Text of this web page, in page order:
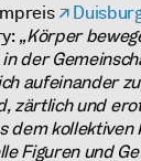
„Körper
der
aufeinander
zärtlich und
dem kollektiven
Figuren und